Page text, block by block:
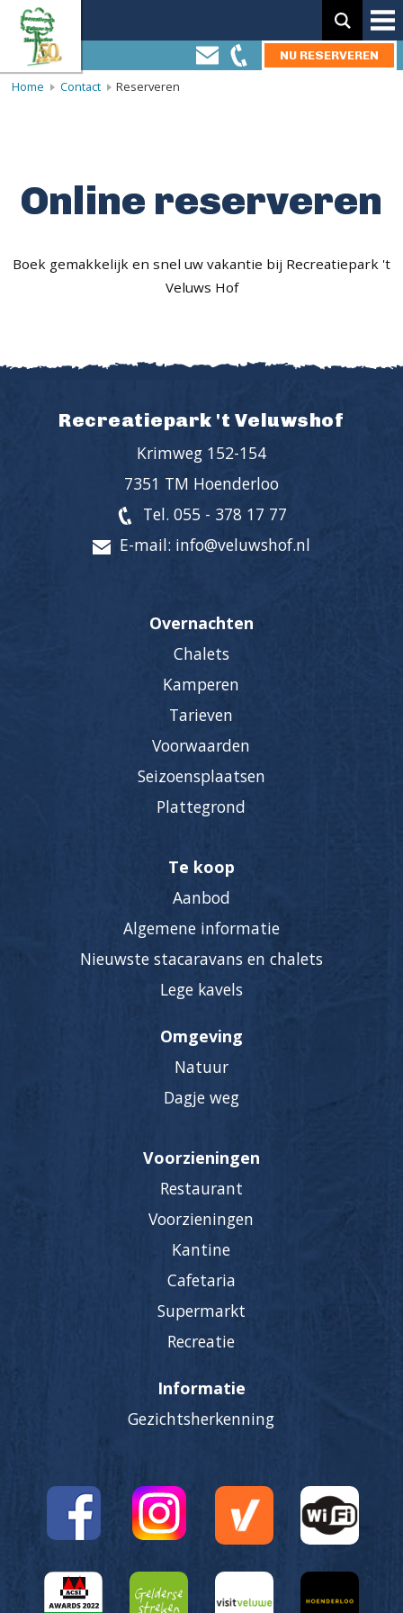
NU RESERVEREN
Zoeken:
Home Contact Reserveren
Online reserveren
Boek gemakkelijk en snel uw vakantie bij Recreatiepark 't
Veluws Hof
Recreatiepark 't Veluwshof
Krimweg 152-154
7351 TM Hoenderloo
Tel. 055 - 378 17 77
E-mail: info@veluwshof.nl
Overnachten
Chalets
Kamperen
Tarieven
Voorwaarden
Seizoensplaatsen
Plattegrond
Te koop
Aanbod
Algemene informatie
Nieuwste stacaravans en chalets
Lege kavels
Omgeving
Natuur
Dagje weg
Voorzieningen
Restaurant
Voorzieningen
Kantine
Cafetaria
Supermarkt
Recreatie
Informatie
Gezichtsherkenning